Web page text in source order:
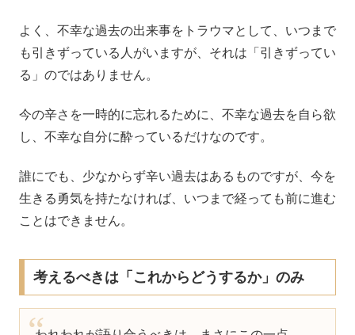
よく、不幸な過去の出来事をトラウマとして、いつまで
も引きずっている人がいますが、それは「引きずってい
る」のではありません。
今の辛さを一時的に忘れるために、不幸な過去を自ら欲
し、不幸な自分に酔っているだけなのです。
誰にでも、少なからず辛い過去はあるものですが、今を
生きる勇気を持たなければ、いつまで経っても前に進む
ことはできません。
考えるべきは「これからどうするか」のみ